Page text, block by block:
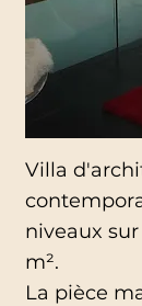
Villa
niveaux
m².
La pièce